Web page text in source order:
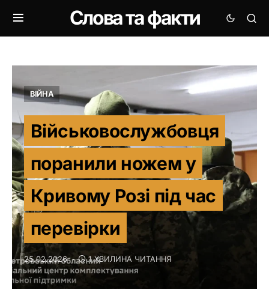
Слова та факти
ВІЙНА
Військовослужбовця
поранили ножем у
Кривому Розі під час
перевірки
25.02.2026 1 ХВИЛИНА ЧИТАННЯ